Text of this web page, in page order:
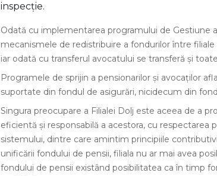
inspecție.
Odată cu implementarea programului de Gestiune
mecanismele de redistribuire a fondurilor între
iar odată cu transferul avocatului se transferă și
Programele de sprijin a pensionarilor și avocaților
suportate din fondul de asigurări, nicidecum din
Singura preocupare a Filialei Dolj este aceea de a
eficientă și responsabilă a acestora, cu
sistemului, dintre care amintim principiile
unificării fondului de pensii, filiala nu ar mai avea
fondului de pensii existând posibilitatea ca în timp